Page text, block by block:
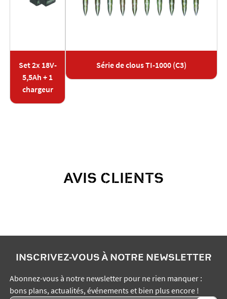
Set 2x 18V-
5,5Ah + 1
chargeur
Série de clous TI-1000 (C3)
AVIS CLIENTS
INSCRIVEZ-VOUS À NOTRE NEWSLETTER
Abonnez-vous à notre newsletter pour ne rien manquer :
bons plans, actualités, événements et bien plus encore !